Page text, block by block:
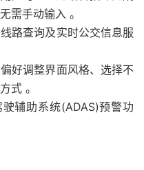
需手动输入 。
路查询及实时公交信息服
好调整界面风格、选择不
式 。
辅助系统(ADAS)预警功